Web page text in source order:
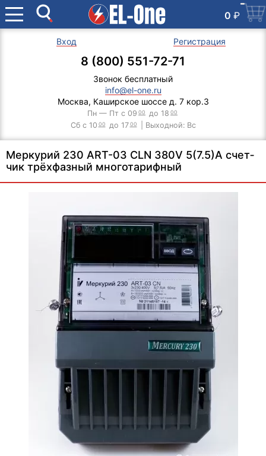
0 ₽
Вход Регистрация
8 (800) 551-72-71
Звонок бесплатный
info@el-one.ru
Москва, Каширское шоссе д. 7 кор.3
Пн — Пт с 09 00 до 18 00
Сб с 10 00 до 17 00 | Выходной: Вс
Мер­ку­рий 230 ART-​03 CLN 380V 5(7.5)A счет­
чик трёх­фаз­ный мно­го­та­риф­ный